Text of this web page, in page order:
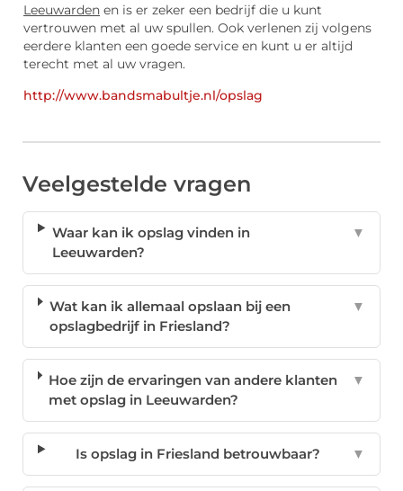
Leeuwarden en is er zeker een bedrijf die u kunt
vertrouwen met al uw spullen. Ook verlenen zij volgens
eerdere klanten een goede service en kunt u er altijd
terecht met al uw vragen.
http://www.bandsmabultje.nl/opslag
Veelgestelde vragen
Waar kan ik opslag vinden in
Leeuwarden?
▼
Wat kan ik allemaal opslaan bij een
opslagbedrijf in Friesland?
▼
Hoe zijn de ervaringen van andere klanten
met opslag in Leeuwarden?
▼
Is opslag in Friesland betrouwbaar? ▼